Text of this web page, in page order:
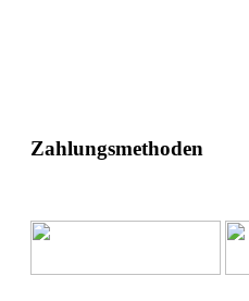
Zahlungsmethoden